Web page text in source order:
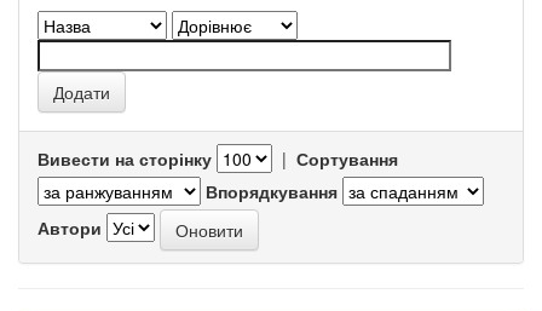
Вивести на сторінку | Сортування
Впорядкування
Автори